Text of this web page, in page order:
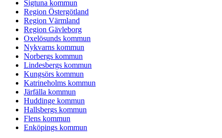
Sigtuna kommun
Region Östergötland
Region Värmland
Region Gävleborg
Oxelösunds kommun
Nykvarns kommun
Norbergs kommun
Lindesbergs kommun
Kungsörs kommun
Katrineholms kommun
Järfälla kommun
Huddinge kommun
Hallsbergs kommun
Flens kommun
Enköpings kommun